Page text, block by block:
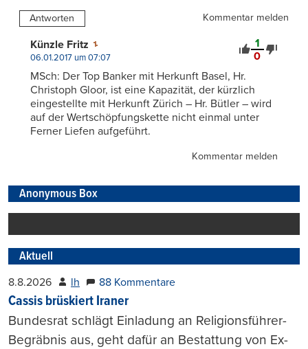
Antworten Kommentar melden
1
0
Künzle Fritz
06.01.2017 um 07:07
MSch: Der Top Banker mit Herkunft Basel, Hr.
Christoph Gloor, ist eine Kapazität, der kürzlich
eingestellte mit Herkunft Zürich – Hr. Bütler – wird
auf der Wertschöpfungskette nicht einmal unter
Ferner Liefen aufgeführt.
Kommentar melden
Anonymous Box
Aktuell
8.8.2026 lh 88 Kommentare
Cassis brüskiert Iraner
Bundesrat schlägt Einladung an Religionsführer-
Begräbnis aus, geht dafür an Bestattung von Ex-